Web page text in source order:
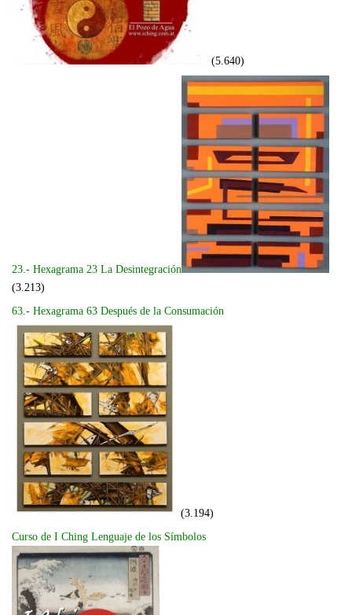
(5.640)
23.- Hexagrama 23 La Desintegración
(3.213)
63.- Hexagrama 63 Después de la Consumación
(3.194)
Curso de I Ching Lenguaje de los Símbolos